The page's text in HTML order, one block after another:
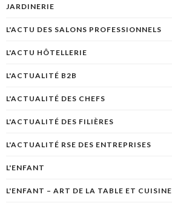
JARDINERIE
L'ACTU DES SALONS PROFESSIONNELS
L'ACTU HÔTELLERIE
L'ACTUALITÉ B2B
L'ACTUALITÉ DES CHEFS
L'ACTUALITÉ DES FILIÈRES
L'ACTUALITÉ RSE DES ENTREPRISES
L'ENFANT
L'ENFANT – ART DE LA TABLE ET CUISINE